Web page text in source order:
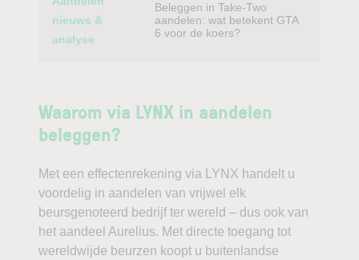
nieuws &
analyse
Beleggen in Take-Two
aandelen: wat betekent GTA
6 voor de koers?
Waarom via LYNX in aandelen
beleggen?
Met een effectenrekening via LYNX handelt u
voordelig in aandelen van vrijwel elk
beursgenoteerd bedrijf ter wereld – dus ook van
het aandeel Aurelius. Met directe toegang tot
wereldwijde beurzen koopt u buitenlandse